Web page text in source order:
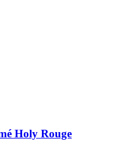
Holy Rouge